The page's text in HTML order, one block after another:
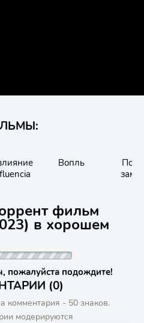
Вопль
фильм
в хорошем
пожалуйста подождите!
(0)
комментария - 50 знаков.
модерируются